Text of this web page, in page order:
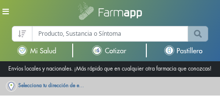
Envíos locales y nacionales. ¡Más rápido que en cualquier otra farmacia que conozcas!
Selecciona tu dirección de entrega